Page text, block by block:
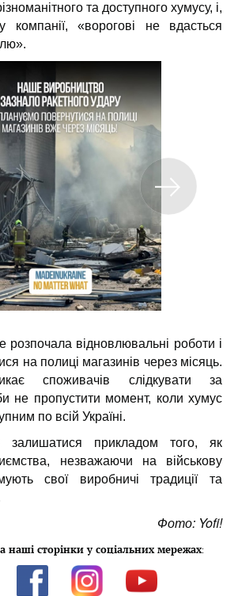
та доступного хумусу, і,
компанії, «ворогові не вдасться
розпочала відновлювальні роботи і
на полиці магазинів через місяць.
споживачів слідкувати за
не пропустити момент, коли хумус
по всій Україні.
залишатися прикладом того, як
незважаючи на військову
свої виробничі традиції та
Фото: Yofi!
наші сторінки у соціальних мережах: